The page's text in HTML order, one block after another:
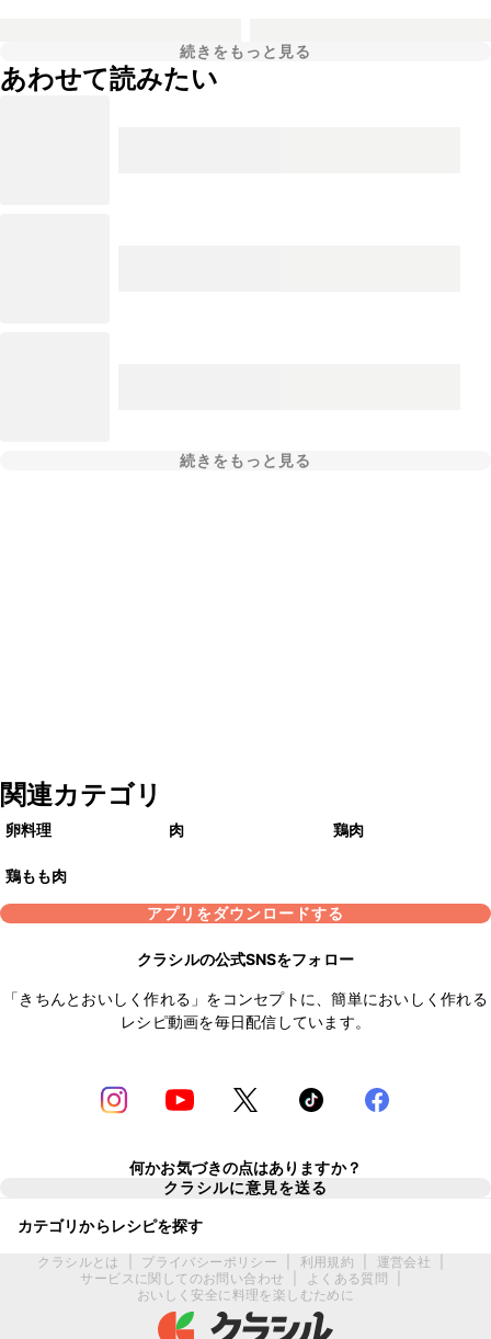
続きをもっと見る
あわせて読みたい
続きをもっと見る
関連カテゴリ
卵料理 肉 鶏肉
鶏もも肉
アプリをダウンロードする
クラシルの公式SNSをフォロー
「きちんとおいしく作れる」をコンセプトに、簡単においしく作れる
レシピ動画を毎日配信しています。
何かお気づきの点はありますか？
クラシルに意見を送る
カテゴリからレシピを探す
クラシルとは プライバシーポリシー 利用規約 運営会社
サービスに関してのお問い合わせ
よくある質問
おいしく安全に料理を楽しむために